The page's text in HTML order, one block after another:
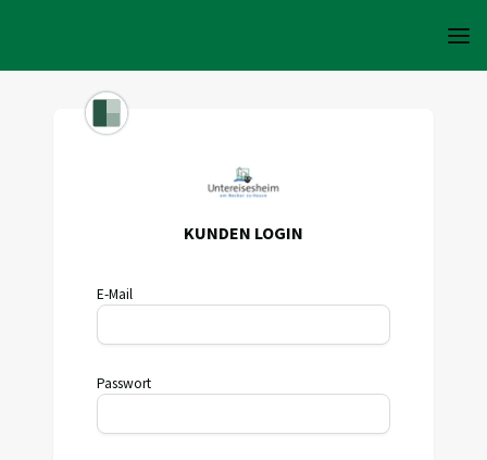
KUNDEN LOGIN
E-Mail
Passwort